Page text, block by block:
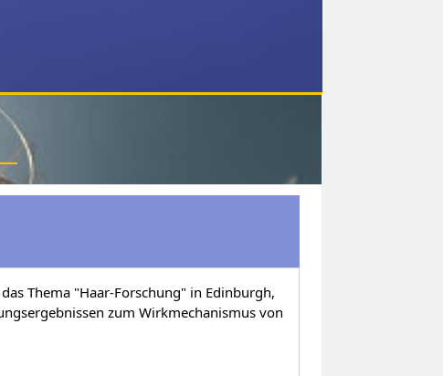
Thema "Haar-Forschung" in Edinburgh,
zum Wirkmechanismus von